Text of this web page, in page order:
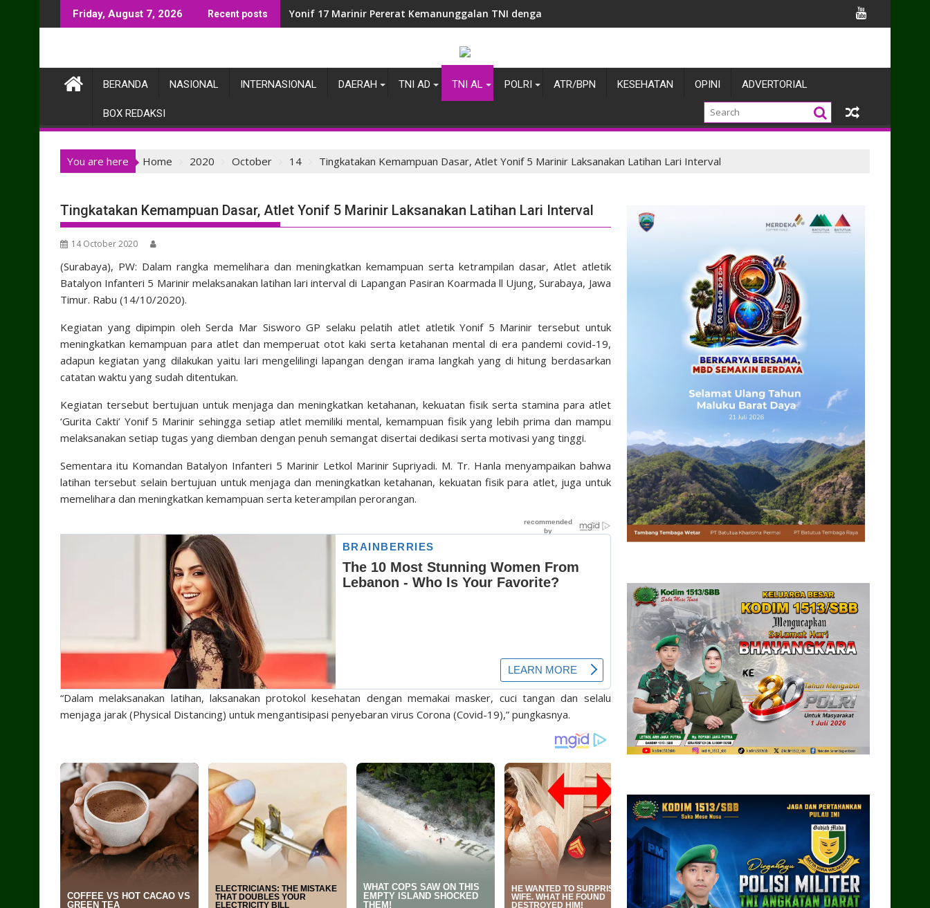
to
Friday, August 7, 2026 Recent posts Yonif 17 Marinir Pererat Kemanunggalan TNI dengan Masyarakat Belawan
BERANDA NASIONAL INTERNASIONAL DAERAH TNI AD TNI AL POLRI ATR/BPN KESEHATAN OPINI ADVERTORIAL
BOX REDAKSI
You are here Home 2020 October 14 Tingkatakan Kemampuan Dasar, Atlet Yonif 5 Marinir Laksanakan Latihan Lari Interval
Tingkatakan Kemampuan Dasar, Atlet Yonif 5 Marinir Laksanakan Latihan Lari Interval
14 October 2020
(Surabaya), PW: Dalam rangka memelihara dan meningkatkan kemampuan serta ketrampilan dasar, Atlet atletik
Batalyon Infanteri 5 Marinir melaksanakan latihan lari interval di Lapangan Pasiran Koarmada ll Ujung, Surabaya, Jawa
Timur. Rabu (14/10/2020).
Kegiatan yang dipimpin oleh Serda Mar Sisworo GP selaku pelatih atlet atletik Yonif 5 Marinir tersebut untuk
meningkatkan kemampuan para atlet dan memperuat otot kaki serta ketahanan mental di era pandemi covid-19,
adapun kegiatan yang dilakukan yaitu lari mengelilingi lapangan dengan irama langkah yang di hitung berdasarkan
catatan waktu yang sudah ditentukan.
Kegiatan tersebut bertujuan untuk menjaga dan meningkatkan ketahanan, kekuatan fisik serta stamina para atlet
‘Gurita Cakti’ Yonif 5 Marinir sehingga setiap atlet memiliki mental, kemampuan fisik yang lebih prima dan mampu
melaksanakan setiap tugas yang diemban dengan penuh semangat disertai dedikasi serta motivasi yang tinggi.
Sementara itu Komandan Batalyon Infanteri 5 Marinir Letkol Marinir Supriyadi. M. Tr. Hanla menyampaikan bahwa
latihan tersebut selain bertujuan untuk menjaga dan meningkatkan ketahanan, kekuatan fisik para atlet, juga untuk
memelihara dan meningkatkan kemampuan serta keterampilan perorangan.
“Dalam melaksanakan latihan, laksanakan protokol kesehatan dengan memakai masker, cuci tangan dan selalu
menjaga jarak (Physical Distancing) untuk mengantisipasi penyebaran virus Corona (Covid-19),” pungkasnya.